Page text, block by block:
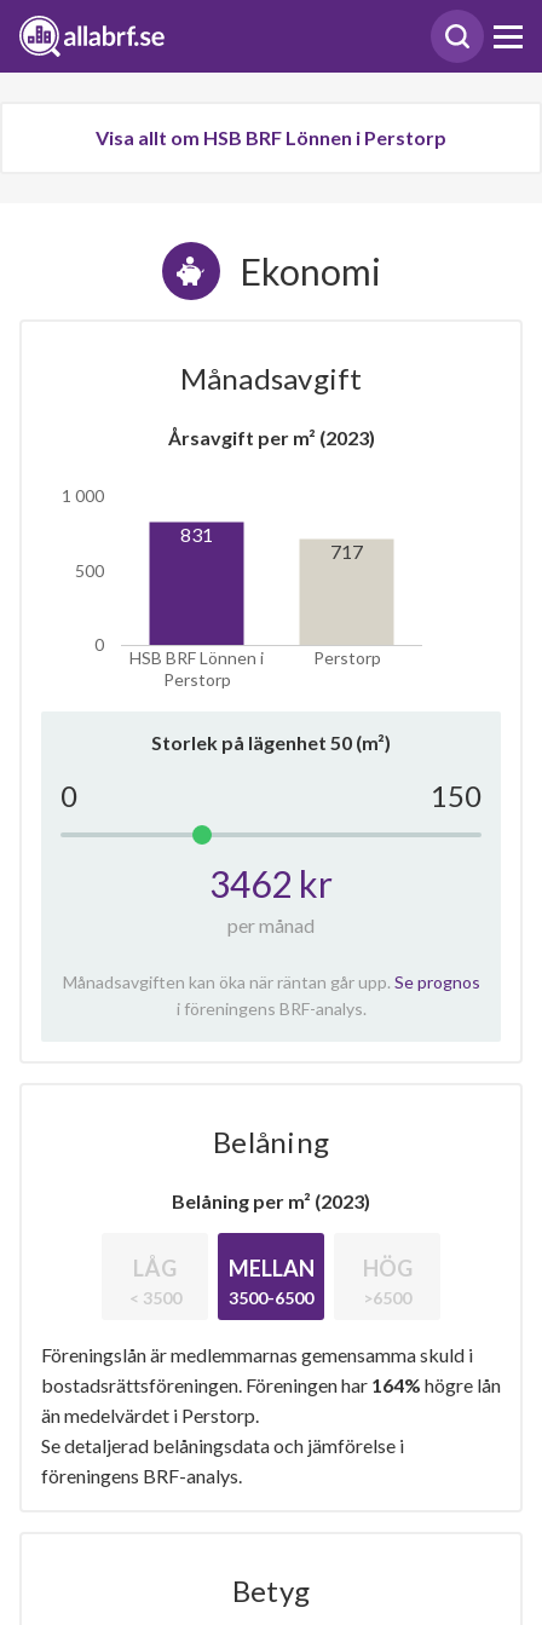
Visa allt om HSB BRF Lönnen i Perstorp
Ekonomi
Månadsavgift
Årsavgift per m² (2023)
HSB BRF Lönnen i
Perstorp
Perstorp
0
500
1 000
831
717
Storlek på lägenhet 50 (m²)
0 150
3462 kr
per månad
Månadsavgiften kan öka när räntan går upp. Se prognos
i föreningens BRF-analys.
Belåning
Belåning per m² (2023)
LÅG
< 3500
MELLAN
3500-6500
HÖG
>6500
Föreningslån är medlemmarnas gemensamma skuld i
bostadsrättsföreningen. Föreningen har 164% högre lån
än medelvärdet i Perstorp.
Se detaljerad belåningsdata och jämförelse i
föreningens BRF-analys.
Betyg